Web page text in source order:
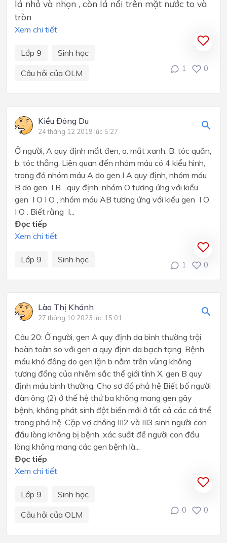
lá nhỏ và nhọn , còn lá nổi trên mặt nước to và
tròn
Xem chi tiết
Lớp 9
Sinh học
Câu hỏi của OLM
1 0
Kiều Đông Du
24 tháng 12 2019 lúc 5:27
Ở người, A quy định mắt đen, a: mắt xanh, B: tóc quăn,
b: tóc thẳng. Liên quan đến nhóm máu có 4 kiểu hình,
trong đó nhóm máu A do gen I A quy định, nhóm máu
B do gen I B quy định, nhóm O tương ứng với kiểu
gen I O I O , nhóm máu AB tương ứng với kiểu gen I O
I O . Biết rằng I...
Đọc tiếp
Xem chi tiết
Lớp 9 Sinh học
1 0
Lào Thị Khánh
27 tháng 10 2023 lúc 15:01
Câu 20: Ở người, gen A quy định da bình thường trội
hoàn toàn so với gen a quy định da bạch tạng. Bệnh
máu khó đông do gen lặn b nằm trên vùng không
tương đồng của nhiễm sắc thể giới tính X, gen B quy
định máu bình thường. Cho sơ đồ phả hệ Biết bố người
đàn ông (2) ở thế hệ thứ ba không mang gen gây
bệnh, không phát sinh đột biến mới ở tất cả các cá thể
trong phả hệ. Cặp vợ chồng III2 và III3 sinh người con
đầu lòng không bị bệnh, xác suất để người con đầu
lòng không mang các gen bệnh là...
Đọc tiếp
Xem chi tiết
Lớp 9
Sinh học
Câu hỏi của OLM
0 0